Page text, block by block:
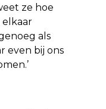
ze hoe
elkaar
als
even bij ons